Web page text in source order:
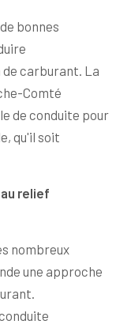
bonnes
carburant. La
Comté
de conduite pour
qu'il soit
relief
nombreux
une approche